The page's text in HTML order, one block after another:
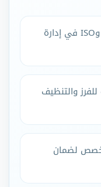
يطبق المصنع أنظمة HACCP وISO في إدارة
والتنظيف
لضمان